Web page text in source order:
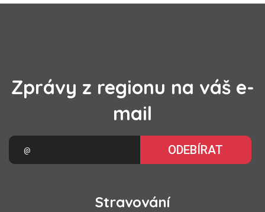
Zprávy z regionu na váš e-
mail
ODEBÍRAT
Stravování